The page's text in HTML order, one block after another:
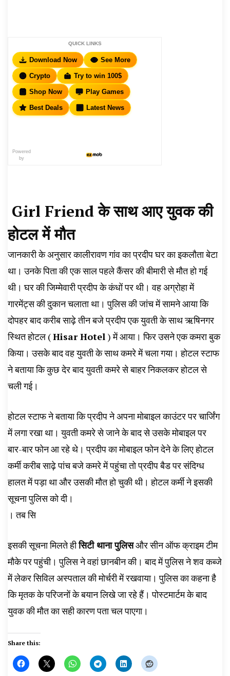
QUICK LINKS
Download Now See More
Crypto Try to win 100$
Shop Now Play Games
Best Deals Latest News
Powered
by
Girl Friend के साथ आए युवक की
होटल में मौत
जानकारी के अनुसार कालीरावण गांव का प्रदीप घर का इकलौता बेटा
था। उनके पिता की एक साल पहले कैंसर की बीमारी से मौत हो गई
थी। घर की जिम्मेवारी प्रदीप के कंधों पर थी। वह अग्रोहा में
गारमेंट्स की दुकान चलाता था। पुलिस की जांच में सामने आया कि
दोपहर बाद करीब साढ़े तीन बजे प्रदीप एक युवती के साथ ऋषिनगर
स्थित होटल (Hisar Hotel ) में आया। फिर उसने एक कमरा बुक
किया। उसके बाद वह युवती के साथ कमरे में चला गया। होटल स्टाफ
ने बताया कि कुछ देर बाद युवती कमरे से बाहर निकलकर होटल से
चली गई।
होटल स्टाफ ने बताया कि प्रदीप ने अपना मोबाइल काउंटर पर चार्जिंग
में लगा रखा था। युवती कमरे से जाने के बाद से उसके मोबाइल पर
बार-बार फोन आ रहे थे। प्रदीप का मोबाइल फोन देने के लिए होटल
कर्मी करीब साढ़े पांच बजे कमरे में पहुंचा तो प्रदीप बैड पर संदिग्ध
हालत में पड़ा था और उसकी मौत हो चुकी थी। होटल कर्मी ने इसकी
सूचना पुलिस को दी।
। तब सि
इसकी सूचना मिलते हीसिटी थाना पुलिसऔर सीन ऑफ क्राइम टीम
मौके पर पहुंची। पुलिस ने वहां छानबीन की। बाद में पुलिस ने शव कब्जे
में लेकर सिविल अस्पताल की मोर्चरी में रखवाया। पुलिस का कहना है
कि मृतक के परिजनों के बयान लिखे जा रहे हैं। पोस्टमार्टम के बाद
युवक की मौत का सही कारण पता चल पाएगा।
Share this: